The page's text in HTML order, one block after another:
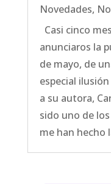
Novedades,
Casi cinco
anunciaros la
de mayo, de
especial
a su autora,
sido uno de
me han hecho